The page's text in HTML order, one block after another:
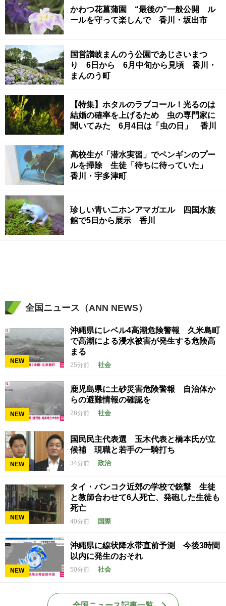
かわつ花菖蒲園 “最後の”一般公開 ル
ールを守って楽しんで 香川・坂出市
国営讃岐まんのう公園であじさいまつ
り 6日から 6月中旬から見頃 香川・
まんのう町
【特集】ホタルのラブコール！光るのは
結婚の確率を上げるため 虫の専門家に
聞いてみた 6月4日は「虫の日」 香川
高校生が「潜水実習」でペンギンのプー
ルを掃除 生徒「待ちに待っていた」
香川・宇多津町
珍しい青い二ホンアマガエル 四国水族
館で5日から展示 香川
全国ニュース（ANN NEWS）
NEW
沖縄県にレベル4高潮危険警報 久米島町
で高潮による浸水被害が発生する危険高
まる
25分前 社会
NEW
鹿児島県に土砂災害危険警報 自治体か
らの避難情報の確認を
28分前 社会
NEW
国民民主代表選 玉木代表と橋本氏が立
候補 現職と若手の一騎打ち
34分前 政治
NEW
タイ・バンコク近郊の学校で銃撃 生徒
と教師合わせて6人死亡、発砲した生徒も
死亡
40分前 国際
NEW
沖縄県に線状降水帯直前予測 今後3時間
以内に発生のおそれ
50分前 社会